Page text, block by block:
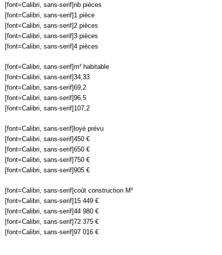
[font=Calibri, sans-serif]nb pièces
[font=Calibri, sans-serif]1 pièce
[font=Calibri, sans-serif]2 pièces
[font=Calibri, sans-serif]3 pièces
[font=Calibri, sans-serif]4 pièces
[font=Calibri, sans-serif]m² habitable
[font=Calibri, sans-serif]34,33
[font=Calibri, sans-serif]69,2
[font=Calibri, sans-serif]96,5
[font=Calibri, sans-serif]107,2
[font=Calibri, sans-serif]loyé prévu
[font=Calibri, sans-serif]450 €
[font=Calibri, sans-serif]650 €
[font=Calibri, sans-serif]750 €
[font=Calibri, sans-serif]905 €
[font=Calibri, sans-serif]coût construction M²
[font=Calibri, sans-serif]15 449 €
[font=Calibri, sans-serif]44 980 €
[font=Calibri, sans-serif]72 375 €
[font=Calibri, sans-serif]97 016 €